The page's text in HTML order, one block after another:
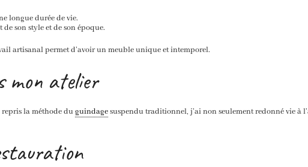
longue durée de vie.
son style et de son époque.
artisanal permet d’avoir un meuble unique et intemporel.
mon atelier
repris la méthode duguindagesuspendu traditionnel, j’ai non seulement redonné vie à